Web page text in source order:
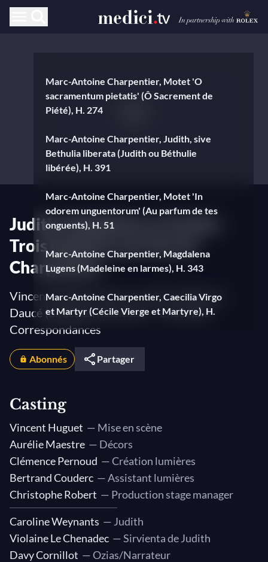
Marc-Antoine Charpentier, Motet 'O
sacramentum pietatis' (Ô Sacrement de
Piété), H. 274
Marc-Antoine Charpentier, Judith, sive
Bethulia liberata (Judith ou Béthulie
libérée), H. 391
Marc-Antoine Charpentier, Motet 'In
odorem unguentorum' (Au parfum de tes
onguents), H. 51
Marc-Antoine Charpentier, Magdalena
Lugens (Madeleine en larmes), H. 343
Marc-Antoine Charpentier, Caecilia Virgo
et Martyr (Cécile Vierge et Martyre), H.
397
Marc-Antoine Charpentier, Motet 'Sub
tuum præsidium' (Sous l’abri de ta
Judith, Madeleine et Cécilie :
Trois histoires sacrées de
Charpentier
Vincent Huguet (mise en scène), Sébastien
Daucé (direction musicale) — Ensemble
Correspondances
Abonnés Partager
Casting
Vincent Huguet — Mise en scène
Aurélie Maestre — Décors
Clémence Pernoud — Création lumières
Bertrand Couderc — Assistant lumières
Christophe Robert — Production stage manager
Caroline Weynants — Judith
Violaine Le Chenadec — Sirvienta de Judith
Davy Cornillot — Ozias/Narrateur